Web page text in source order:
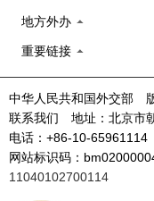
地方外办
重要链接
中华人民共和国外交部
联系我们 地址：北京市
电话：+86-10-65961114
网站标识码：
11040102700114